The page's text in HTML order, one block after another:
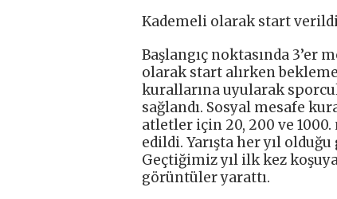
Kademeli olarak start
Başlangıç noktasında 3’er
olarak start alırken
kurallarına uyularak
sağlandı. Sosyal mesafe
atletler için 20, 200 ve
edildi. Yarışta her yıl
Geçtiğimiz yıl ilk kez
görüntüler yarattı.